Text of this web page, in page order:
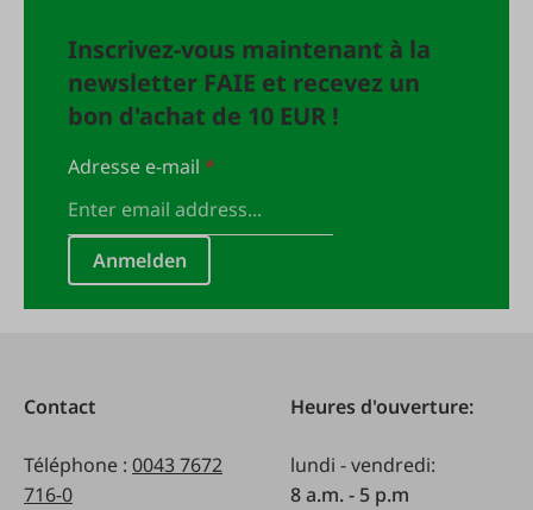
Inscrivez-vous maintenant à la
newsletter FAIE et recevez un
bon d'achat de 10 EUR !
Adresse e-mail*
Anmelden
Contact
Téléphone : 0043 7672
716-0
Heures d'ouverture:
lundi - vendredi:
8 a.m. - 5 p.m